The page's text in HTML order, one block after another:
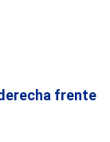
frente